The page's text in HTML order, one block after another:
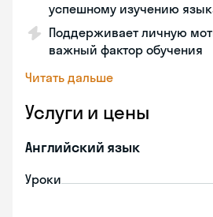
успешному изучению
Поддерживает личную
важный фактор обучения
Читать дальше
Услуги и цены
Английский язык
Уроки